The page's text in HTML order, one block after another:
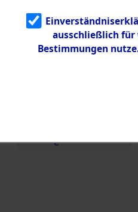
g
5.3.3
Todesmärsch
e
ausschließlich für
Bestimmungen